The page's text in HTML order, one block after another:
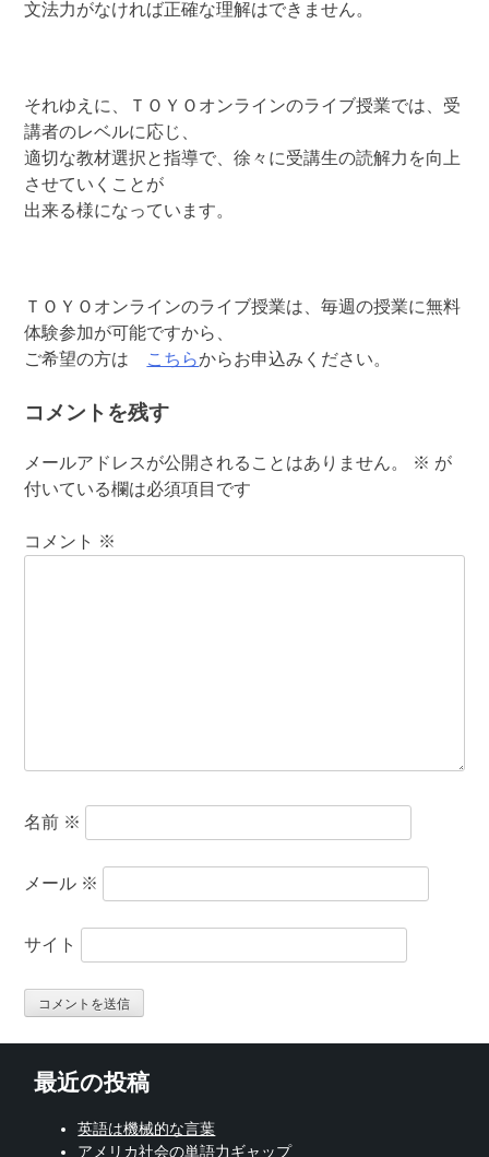
文法力がなければ正確な理解はできません。
それゆえに、ＴＯＹＯオンラインのライブ授業では、受
講者のレベルに応じ、
適切な教材選択と指導で、徐々に受講生の読解力を向上
させていくことが
出来る様になっています。
ＴＯＹＯオンラインのライブ授業は、毎週の授業に無料
体験参加が可能ですから、
ご希望の方は
こちらからお申込みください。
コメントを残す
メールアドレスが公開されることはありません。 ※ が
付いている欄は必須項目です
コメント ※
名前 ※
メール ※
サイト
最近の投稿
英語は機械的な言葉
アメリカ社会の単語力ギャップ